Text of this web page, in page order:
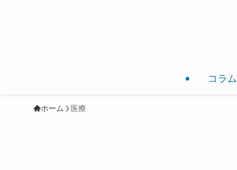
コラム
ホーム 医療